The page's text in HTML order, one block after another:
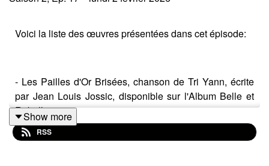
Voici la liste des œuvres présentées dans cet épisode:
- Les Pailles d'Or Brisées, chanson de Tri Yann, écrite
par Jean Louis Jossic, disponible sur l'Album Belle et
Rebelle, sorti en 1990
- La Guerre de Troie n'aura pas lieu, pièce de théâtre de
Show more
RSS